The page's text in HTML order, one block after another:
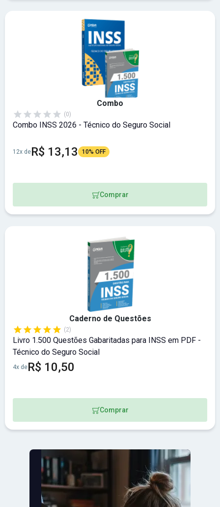
Combo
(0)
Combo INSS 2026 - Técnico do Seguro Social
12x deR$ 13,13 10% OFF
Comprar
Caderno de Questões
(2)
Livro 1.500 Questões Gabaritadas para INSS em PDF -
Técnico do Seguro Social
4x deR$ 10,50
Comprar